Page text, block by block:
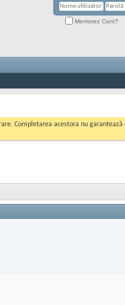
Memorez Cont?
Completarea acestora nu